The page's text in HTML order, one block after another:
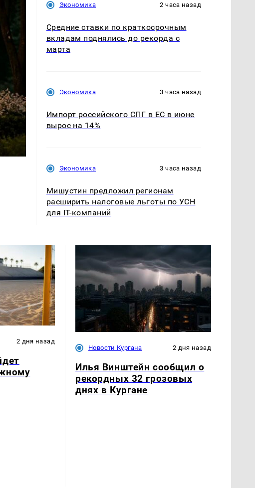
Экономика 2 часа назад
Средние ставки по краткосрочным
вкладам поднялись до рекорда с
марта
Экономика 3 часа назад
Импорт российского СПГ в ЕС в июне
вырос на 14%
Экономика 3 часа назад
Мишустин предложил регионам
расширить налоговые льготы по УСН
для IT-компаний
2 дня назад
Новости Кургана 2 дня назад
Илья Винштейн сообщил о
рекордных 32 грозовых
днях в Кургане